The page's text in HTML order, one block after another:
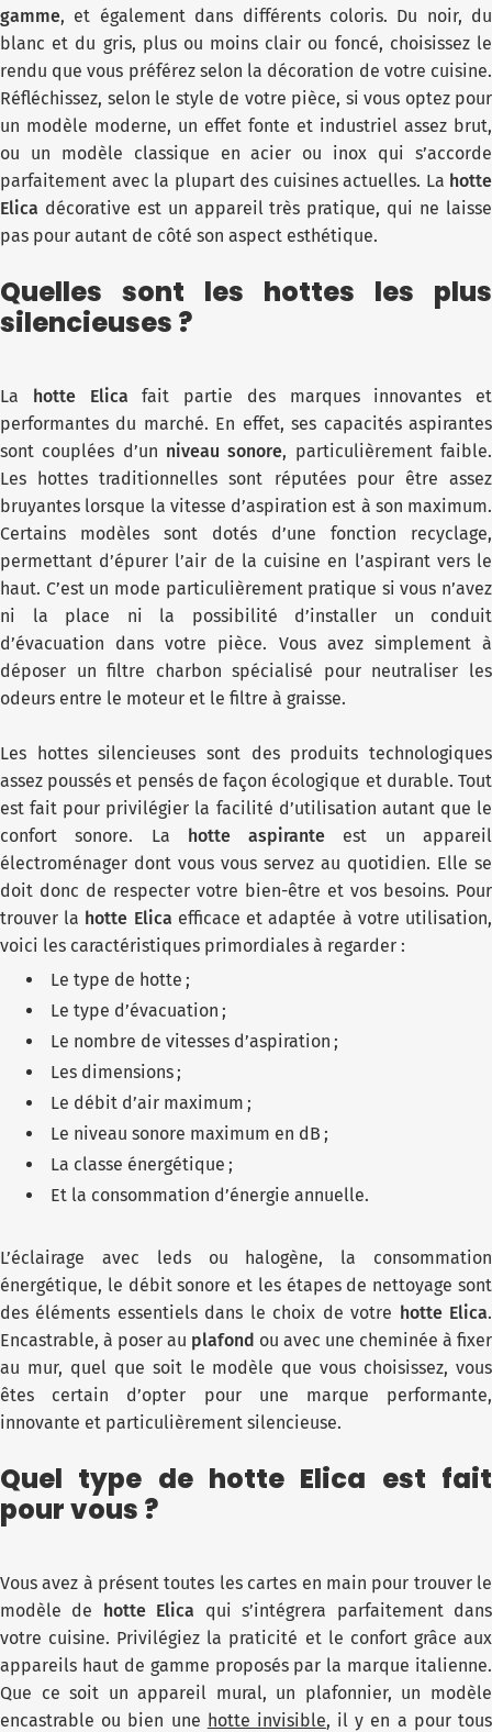
gamme, et également dans différents coloris. Du noir, du
blanc et du gris, plus ou moins clair ou foncé, choisissez le
rendu que vous préférez selon la décoration de votre cuisine.
Réfléchissez, selon le style de votre pièce, si vous optez pour
un modèle moderne, un effet fonte et industriel assez brut,
ou un modèle classique en acier ou inox qui s’accorde
parfaitement avec la plupart des cuisines actuelles. La hotte
Elica décorative est un appareil très pratique, qui ne laisse
pas pour autant de côté son aspect esthétique.
Quelles sont les hottes les plus
silencieuses ?
La hotte Elica fait partie des marques innovantes et
performantes du marché. En effet, ses capacités aspirantes
sont couplées d’un niveau sonore, particulièrement faible.
Les hottes traditionnelles sont réputées pour être assez
bruyantes lorsque la vitesse d’aspiration est à son maximum.
Certains modèles sont dotés d’une fonction recyclage,
permettant d’épurer l’air de la cuisine en l’aspirant vers le
haut. C’est un mode particulièrement pratique si vous n’avez
ni la place ni la possibilité d’installer un conduit
d’évacuation dans votre pièce. Vous avez simplement à
déposer un filtre charbon spécialisé pour neutraliser les
odeurs entre le moteur et le filtre à graisse.
Les hottes silencieuses sont des produits technologiques
assez poussés et pensés de façon écologique et durable. Tout
est fait pour privilégier la facilité d’utilisation autant que le
confort sonore. La hotte aspirante est un appareil
électroménager dont vous vous servez au quotidien. Elle se
doit donc de respecter votre bien-être et vos besoins. Pour
trouver la hotte Elica efficace et adaptée à votre utilisation,
voici les caractéristiques primordiales à regarder :
Le type de hotte ;
Le type d’évacuation ;
Le nombre de vitesses d’aspiration ;
Les dimensions ;
Le débit d’air maximum ;
Le niveau sonore maximum en dB ;
La classe énergétique ;
Et la consommation d’énergie annuelle.
L’éclairage avec leds ou halogène, la consommation
énergétique, le débit sonore et les étapes de nettoyage sont
des éléments essentiels dans le choix de votre hotte Elica.
Encastrable, à poser au plafond ou avec une cheminée à fixer
au mur, quel que soit le modèle que vous choisissez, vous
êtes certain d’opter pour une marque performante,
innovante et particulièrement silencieuse.
Quel type de hotte Elica est fait
pour vous ?
Vous avez à présent toutes les cartes en main pour trouver le
modèle de hotte Elica qui s’intégrera parfaitement dans
votre cuisine. Privilégiez la praticité et le confort grâce aux
appareils haut de gamme proposés par la marque italienne.
Que ce soit un appareil mural, un plafonnier, un modèle
encastrable ou bien une hotte invisible, il y en a pour tous